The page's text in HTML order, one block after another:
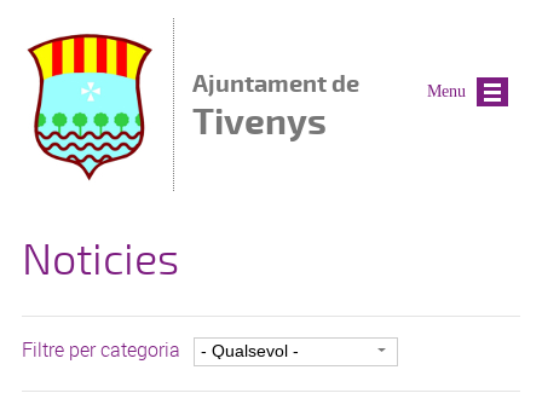
Ajuntament de
Tivenys
Noticies
Filtre per categoria
Menu